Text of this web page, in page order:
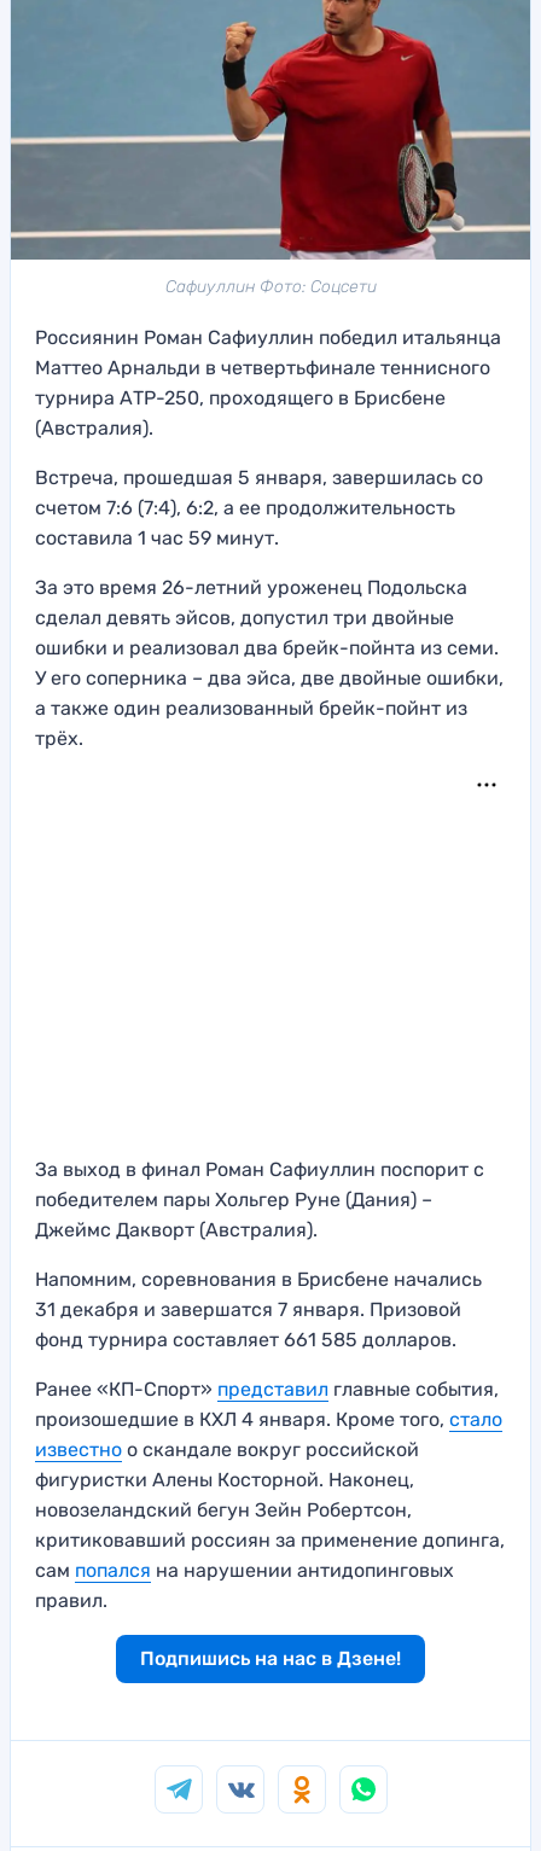
Сафиуллин Фото: Соцсети
Россиянин Роман Сафиуллин победил итальянца
Маттео Арнальди в четвертьфинале теннисного
турнира АТР-250, проходящего в Брисбене
(Австралия).
Встреча, прошедшая 5 января, завершилась со
счетом 7:6 (7:4), 6:2, а ее продолжительность
составила 1 час 59 минут.
За это время 26-летний уроженец Подольска
сделал девять эйсов, допустил три двойные
ошибки и реализовал два брейк-пойнта из семи.
У его соперника – два эйса, две двойные ошибки,
а также один реализованный брейк-пойнт из
трёх.
За выход в финал Роман Сафиуллин поспорит с
победителем пары Хольгер Руне (Дания) –
Джеймс Дакворт (Австралия).
Напомним, соревнования в Брисбене начались
31 декабря и завершатся 7 января. Призовой
фонд турнира составляет 661 585 долларов.
Ранее «КП-Спорт» представил главные события,
произошедшие в КХЛ 4 января. Кроме того, стало
известно о скандале вокруг российской
фигуристки Алены Косторной. Наконец,
новозеландский бегун Зейн Робертсон,
критиковавший россиян за применение допинга,
сам попался на нарушении антидопинговых
правил.
Подпишись на нас в Дзене!